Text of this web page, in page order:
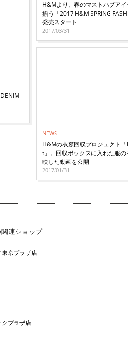
H&Mより、春のマストハブア
揃う「2017 H&M SPRING
発売スタート
2017/03/31
NEWS
H&Mの衣類回収プロジェクト
t」。回収ボックスに入れた服の
映した動画を公開
2017/01/31
連ショップ
京プラザ店
プラザ店